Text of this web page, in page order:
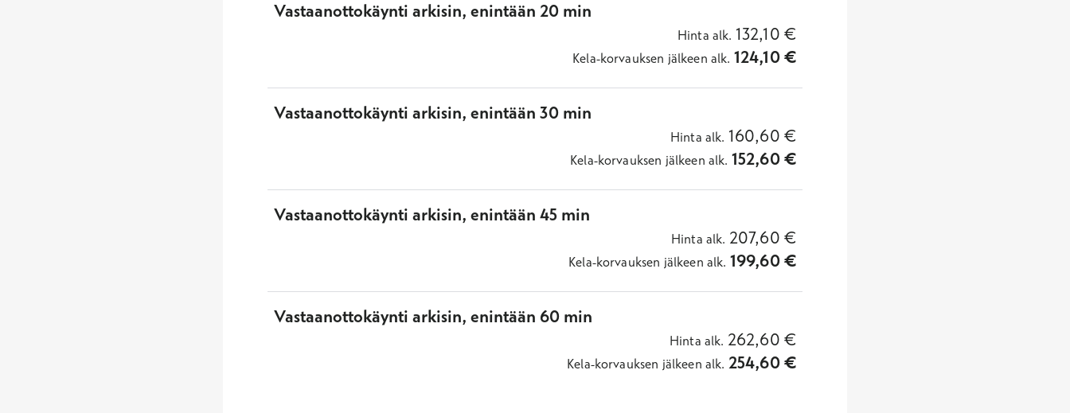
Vastaanottokäynti arkisin, enintään 20 min
Hinta alk. 132,10 €
Kela-korvauksen jälkeen alk. 124,10€
Vastaanottokäynti arkisin, enintään 30 min
Hinta alk. 160,60 €
Kela-korvauksen jälkeen alk. 152,60€
Vastaanottokäynti arkisin, enintään 45 min
Hinta alk. 207,60 €
Kela-korvauksen jälkeen alk. 199,60€
Vastaanottokäynti arkisin, enintään 60 min
Hinta alk. 262,60 €
Kela-korvauksen jälkeen alk. 254,60€